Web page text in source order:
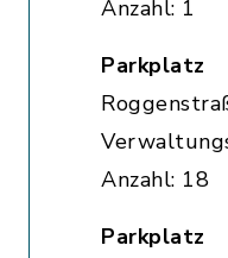
Anzahl: 1
Parkplatz
Anzahl: 18
Parkplatz